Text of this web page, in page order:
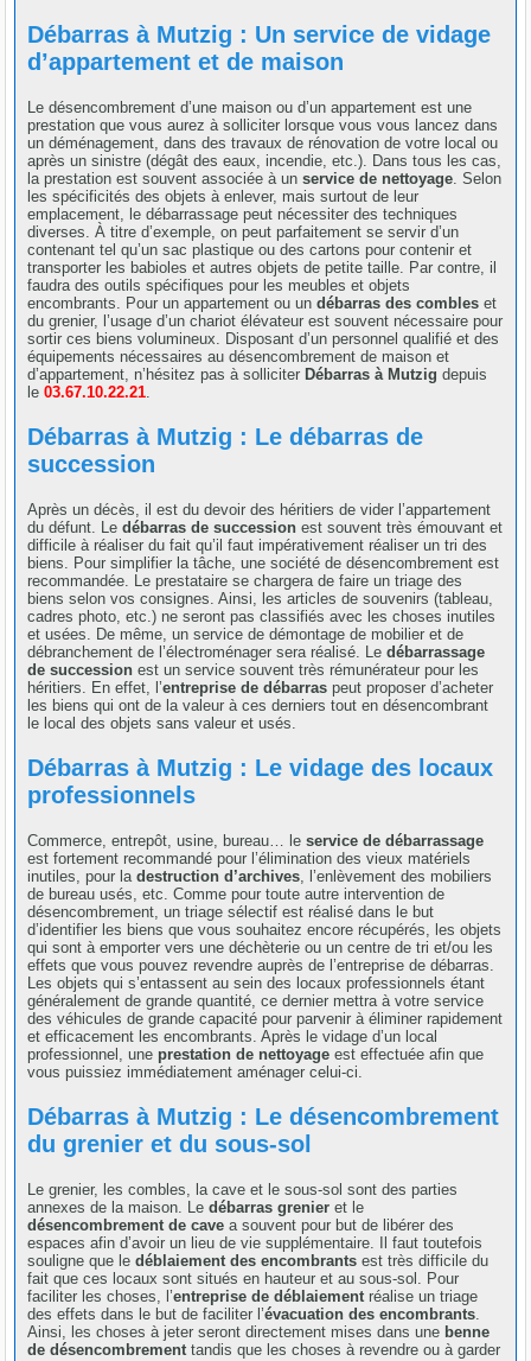
Débarras à Mutzig : Un service de vidage
d’appartement et de maison
Le désencombrement d’une maison ou d’un appartement est une
prestation que vous aurez à solliciter lorsque vous vous lancez dans
un déménagement, dans des travaux de rénovation de votre local ou
après un sinistre (dégât des eaux, incendie, etc.). Dans tous les cas,
la prestation est souvent associée à unservice de nettoyage . Selon
les spécificités des objets à enlever, mais surtout de leur
emplacement, le débarrassage peut nécessiter des techniques
diverses. À titre d’exemple, on peut parfaitement se servir d’un
contenant tel qu’un sac plastique ou des cartons pour contenir et
transporter les babioles et autres objets de petite taille. Par contre, il
faudra des outils spécifiques pour les meubles et objets
encombrants. Pour un appartement ou undébarras des combles et
du grenier, l’usage d’un chariot élévateur est souvent nécessaire pour
sortir ces biens volumineux. Disposant d’un personnel qualifié et des
équipements nécessaires au désencombrement de maison et
d’appartement, n’hésitez pas à solliciter Débarras à Mutzigdepuis
le03.67.10.22.21
Débarras à Mutzig : Le débarras de
succession
Après un décès, il est du devoir des héritiers de vider l’appartement
du défunt. Ledébarras de succession est souvent très émouvant et
difficile à réaliser du fait qu’il faut impérativement réaliser un tri des
biens. Pour simplifier la tâche, une société de désencombrement est
recommandée. Le prestataire se chargera de faire un triage des
biens selon vos consignes. Ainsi, les articles de souvenirs (tableau,
cadres photo, etc.) ne seront pas classifiés avec les choses inutiles
et usées. De même, un service de démontage de mobilier et de
débranchement de l’électroménager sera réalisé. Ledébarrassage
de succession est un service souvent très rémunérateur pour les
héritiers. En effet, l’entreprise de débarras peut proposer d’acheter
les biens qui ont de la valeur à ces derniers tout en désencombrant
le local des objets sans valeur et usés.
Débarras à Mutzig : Le vidage des locaux
professionnels
Commerce, entrepôt, usine, bureau… leservice de débarrassage
est fortement recommandé pour l’élimination des vieux matériels
inutiles, pour ladestruction d’archives , l’enlèvement des mobiliers
de bureau usés, etc. Comme pour toute autre intervention de
désencombrement, un triage sélectif est réalisé dans le but
d’identifier les biens que vous souhaitez encore récupérés, les objets
qui sont à emporter vers une déchèterie ou un centre de tri et/ou les
effets que vous pouvez revendre auprès de l’entreprise de débarras.
Les objets qui s’entassent au sein des locaux professionnels étant
généralement de grande quantité, ce dernier mettra à votre service
des véhicules de grande capacité pour parvenir à éliminer rapidement
et efficacement les encombrants. Après le vidage d’un local
professionnel, une prestation de nettoyage est effectuée afin que
vous puissiez immédiatement aménager celui-ci.
Débarras à Mutzig : Le désencombrement
du grenier et du sous-sol
Le grenier, les combles, la cave et le sous-sol sont des parties
annexes de la maison. Ledébarras grenier et le
désencombrement de cave a souvent pour but de libérer des
espaces afin d’avoir un lieu de vie supplémentaire. Il faut toutefois
souligne que ledéblaiement des encombrants est très difficile du
fait que ces locaux sont situés en hauteur et au sous-sol. Pour
faciliter les choses, l’entreprise de déblaiement réalise un triage
des effets dans le but de faciliter l’évacuation des encombrants
Ainsi, les choses à jeter seront directement mises dans une benne
de désencombrement tandis que les choses à revendre ou à garder